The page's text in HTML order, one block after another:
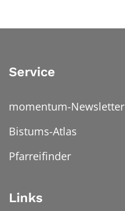
Service
momentum-Newsletter
Bistums-Atlas
Pfarreifinder
Links